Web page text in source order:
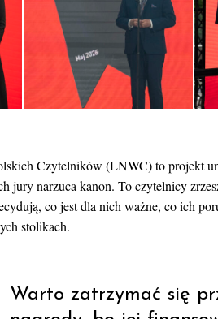
Czytelników (LNWC) to projekt
jury narzuca kanon. To czytelnicy
co jest dla nich ważne, co ich
stolikach.
Warto zatrzymać się